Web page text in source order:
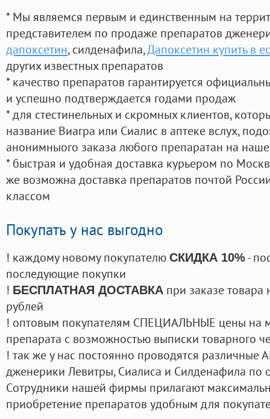
* Мы являемся первым и единственным на
представителем по продаже препаратов
дапоксетин, силденафила,Дапоксетин купить в
других известных препаратов
* качество препаратов гарантируется
и успешно подтверждается годами продаж
* для стестинельных и скромных клиентов,
название Виагра или Сиалис в аптеке вслух,
анонимныого заказа любого препаратан на
* быстрая и удобная доставка курьером по
же возможна доставка препаратов почтой
классом
Покупать у нас выгодно
! каждому новому покупателю СКИДКА 10%-
последующие покупки
! БЕСПЛАТНАЯ ДОСТАВКА при заказе
рублей
! оптовым покупателям СПЕЦИАЛЬНЫЕ цены на
препарата с возможностью выписки товарного
! так же у нас постоянно проводятся
дженерики Левитры, Сиалиса и Силденафила по
Cотрудники нашей фирмы прилагают
приобретение препаратов удобным для